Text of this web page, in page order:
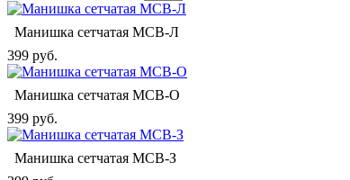
Манишка сетчатая МСВ-Л
399 руб.
Манишка сетчатая МСВ-О
399 руб.
Манишка сетчатая МСВ-З